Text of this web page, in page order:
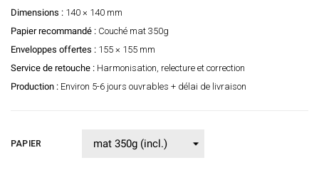
Dimensions : 140 × 140 mm
Papier recommandé : Couché mat 350g
Enveloppes offertes : 155 × 155 mm
Service de retouche : Harmonisation, relecture et correction
Production : Environ 5-6 jours ouvrables + délai de livraison
PAPIER